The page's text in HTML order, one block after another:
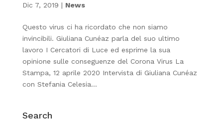
Dic 7, 2019 | News
Questo virus ci ha ricordato che non siamo
invincibili. Giuliana Cunéaz parla del suo ultimo
lavoro I Cercatori di Luce ed esprime la sua
opinione sulle conseguenze del Corona Virus La
Stampa, 12 aprile 2020 Intervista di Giuliana Cunéaz
con Stefania Celesia...
Search